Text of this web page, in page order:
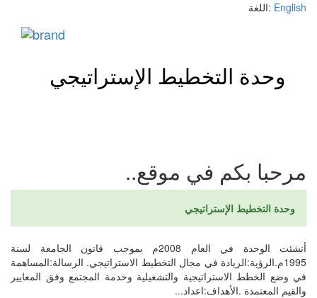
اللغة: English
وحدة التخطيط الإستراتيجي
مرحبا بكم في موقع..
وحدة التخطيط الإستراتيجي
أنشئت الوحدة في العام 2008م بموجب قانون الجامعة لسنة
1995م.الرؤية:الريادة في مجال التخطيط الاستراتيجي. الرسالة:المساهمة
في وضع الخطط الاستراتيجية والتشغيلية وخدمة المجتمع وفق المعايير
والقيم المعتمدة .الأهداف:اعداد...